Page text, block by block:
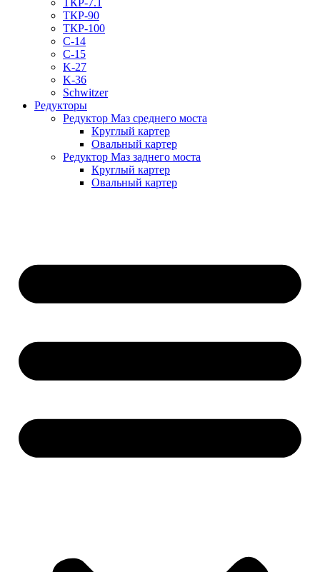
ТКР-7.1
ТКР-90
ТКР-100
C-14
C-15
K-27
K-36
Schwitzer
Редукторы
Редуктор Маз среднего моста
Круглый картер
Овальный картер
Редуктор Маз заднего моста
Круглый картер
Овальный картер